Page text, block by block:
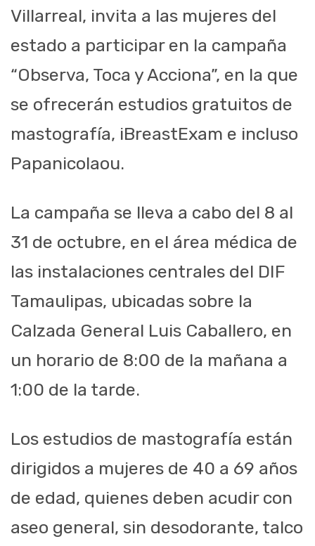
Villarreal, invita a las mujeres del
estado a participar en la campaña
“Observa, Toca y Acciona”, en la que
se ofrecerán estudios gratuitos de
mastografía, iBreastExam e incluso
Papanicolaou.
La campaña se lleva a cabo del 8 al
31 de octubre, en el área médica de
las instalaciones centrales del DIF
Tamaulipas, ubicadas sobre la
Calzada General Luis Caballero, en
un horario de 8:00 de la mañana a
1:00 de la tarde.
Los estudios de mastografía están
dirigidos a mujeres de 40 a 69 años
de edad, quienes deben acudir con
aseo general, sin desodorante, talco